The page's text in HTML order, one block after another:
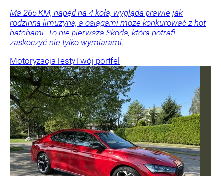
Ma 265 KM, napęd na 4 koła, wygląda prawie jak
rodzinna limuzyna, a osiągami może konkurować z hot
hatchami. To nie pierwsza Skoda, która potrafi
zaskoczyć nie tylko wymiarami.
MotoryzacjaTestyTwój portfel